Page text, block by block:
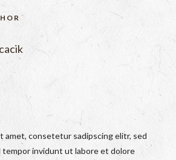
amet, consetetur sadipscing elitr, sed
tempor invidunt ut labore et dolore